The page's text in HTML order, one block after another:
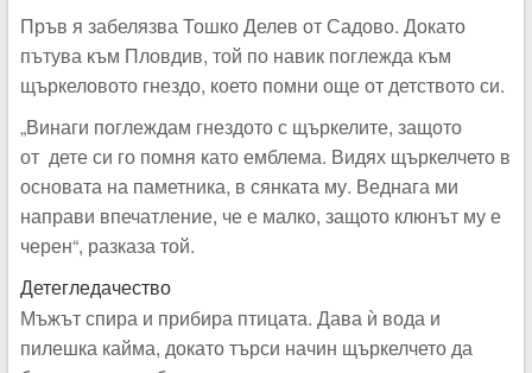
Пръв я забелязва Тошко Делев от Садово. Докато
пътува към Пловдив, той по навик поглежда към
щъркеловото гнездо, което помни още от детството си.
„Винаги поглеждам гнездото с щъркелите, защото
от детеси го помня като емблема. Видях щъркелчето в
основата на паметника, в сянката му. Веднага ми
направи впечатление, че е малко, защото клюнът му е
черен“, разказа той.
Детегледачество
Мъжът спира и прибира птицата. Дава ѝ вода и
пилешка кайма, докато търси начин щъркелчето да